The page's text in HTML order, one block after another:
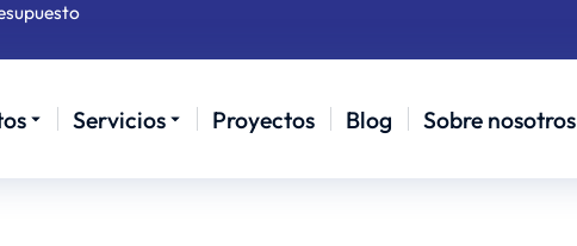
Servicios Proyectos Blog Sobre nosotros